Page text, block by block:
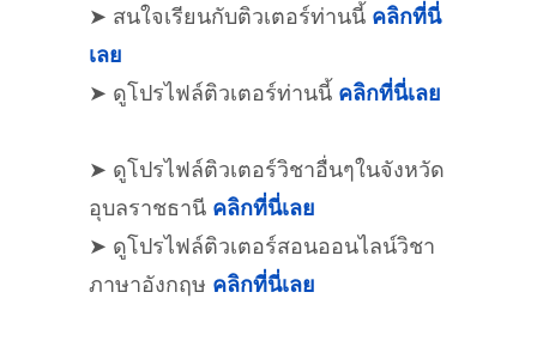
➤ สนใจเรียนกับติวเตอร์ท่านนี้ คลิกที่นี่
เลย
➤ ดูโปรไฟล์ติวเตอร์ท่านนี้ คลิกที่นี่เลย
➤ ดูโปรไฟล์ติวเตอร์วิชาอื่นๆในจังหวัด
อุบลราชธานี คลิกที่นี่เลย
➤ ดูโปรไฟล์ติวเตอร์สอนออนไลน์วิชา
ภาษาอังกฤษ คลิกที่นี่เลย